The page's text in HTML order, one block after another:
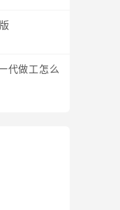
代做工怎么